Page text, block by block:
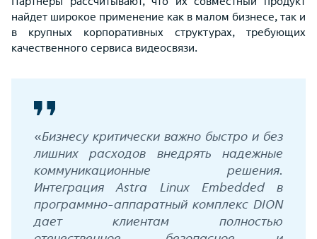
найдет широкое применение как в малом бизнесе, так и
в крупных корпоративных структурах, требующих
качественного сервиса видеосвязи.
«Бизнесу критически важно быстро и без
лишних расходов внедрять надежные
коммуникационные решения.
Интеграция Astra Linux Embedded в
программно-аппаратный комплекс DION
дает клиентам полностью